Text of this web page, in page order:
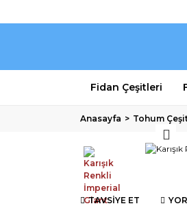
Fidan Çeşitleri
Anasayfa Tohum
TAVSİYE ET